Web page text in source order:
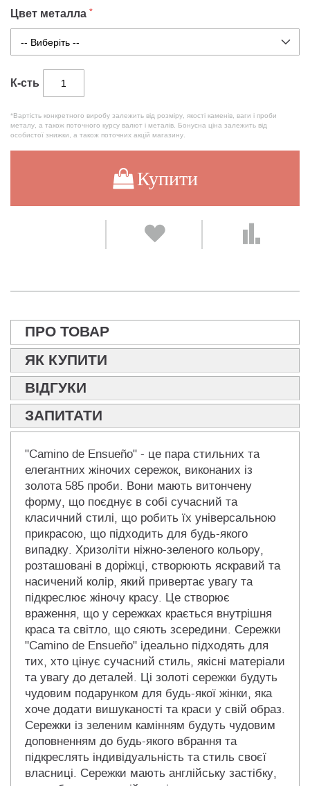
Цвет металла
К-сть
*Вартість конкретного виробу залежить від розміру, якості каменів, ваги і проби
металу, а також поточного курсу валют і металів. Бонусна ціна залежить від
особистої знижки, а також поточних акцій магазину.
Купити
ПРО ТОВАР
ЯК КУПИТИ
ВІДГУКИ
ЗАПИТАТИ
"Camino de Ensueño" - це пара стильних та
елегантних жіночих сережок, виконаних із
золота 585 проби. Вони мають витончену
форму, що поєднує в собі сучасний та
класичний стилі, що робить їх універсальною
прикрасою, що підходить для будь-якого
випадку. Хризоліти ніжно-зеленого кольору,
розташовані в доріжці, створюють яскравий та
насичений колір, який привертає увагу та
підкреслює жіночу красу. Це створює
враження, що у сережках крається внутрішня
краса та світло, що сяють зсередини. Сережки
"Camino de Ensueño" ідеально підходять для
тих, хто цінує сучасний стиль, якісні матеріали
та увагу до деталей. Ці золоті сережки будуть
чудовим подарунком для будь-якої жінки, яка
хоче додати вишуканості та краси у свій образ.
Сережки із зеленим камінням будуть чудовим
доповненням до будь-якого вбрання та
підкреслять індивідуальність та стиль своєї
власниці. Сережки мають англійську застібку,